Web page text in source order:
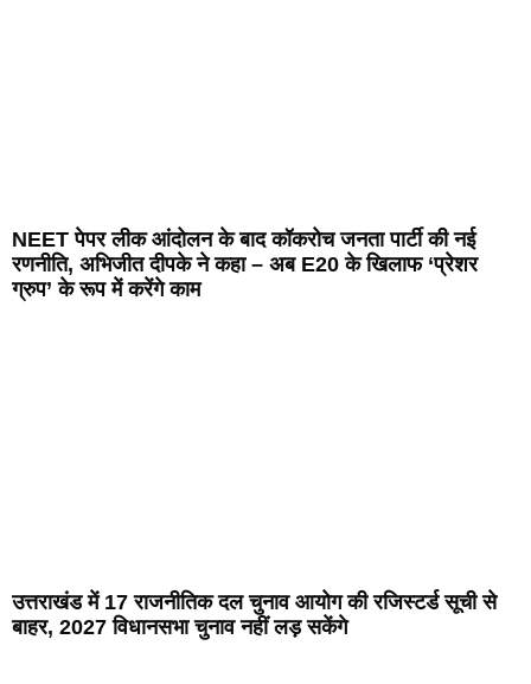
NEET पेपर लीक आंदोलन के बाद कॉकरोच जनता पार्टी की नई
रणनीति, अभिजीत दीपके ने कहा – अब E20 के खिलाफ ‘प्रेशर
ग्रुप’ के रूप में करेंगे काम
उत्तराखंड में 17 राजनीतिक दल चुनाव आयोग की रजिस्टर्ड सूची से
बाहर, 2027 विधानसभा चुनाव नहीं लड़ सकेंगे